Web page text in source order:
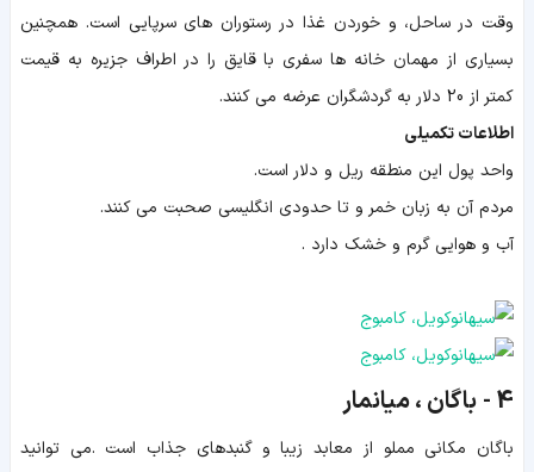
وقت در ساحل، و خوردن غذا در رستوران های سرپایی است. همچنین
بسیاری از مهمان خانه ها سفری با قایق را در اطراف جزیره به قیمت
کمتر از 20 دلار به گردشگران عرضه می کنند.
اطلاعات تکمیلی
واحد پول این منطقه ریل و دلار است.
مردم آن به زبان خمر و تا حدودی انگلیسی صحبت می کنند.
آب و هوایی گرم و خشک دارد .
4 - باگان ، میانمار
باگان مکانی مملو از معابد زیبا و گنبدهای جذاب است .می توانید